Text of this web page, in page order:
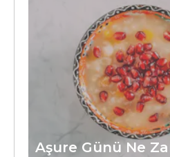
Aşure Günü Ne